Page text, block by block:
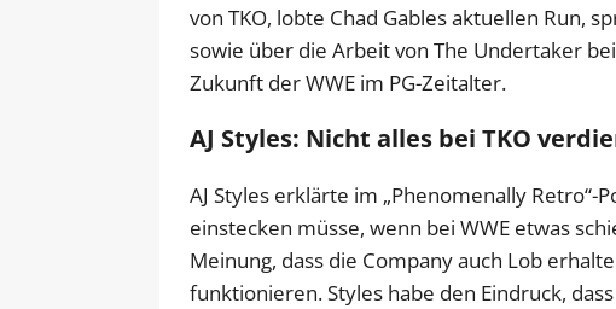
von TKO, lobte Chad Gables aktuellen Run,
sowie über die Arbeit von The Undertaker
Zukunft der WWE im PG-Zeitalter.
AJ Styles: Nicht alles bei TKO
AJ Styles erklärte im „Phenomenally Retro“-
einstecken müsse, wenn bei WWE etwas
Meinung, dass die Company auch Lob
funktionieren. Styles habe den Eindruck,